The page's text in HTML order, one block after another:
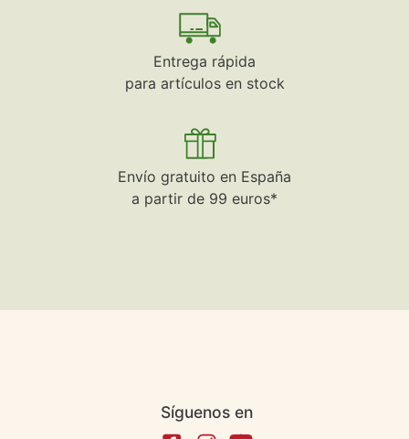
Entrega rápida
para artículos en stock
Envío gratuito en España
a partir de 99 euros*
Síguenos en